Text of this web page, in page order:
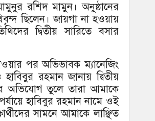
রশিদ মামুন। অনুষ্ঠানের
ছিলেন। জায়গা না হওয়ায়
দ্বিতীয় সারিতে বসার
পর অভিভাবক ম্যানেজিং
রহমান জানায় দ্বিতীয়
অভিযোগ তুলে তারা আমাকে
হাবিবুর রহমান নামে ওই
সামনে আমাকে লাঞ্ছিত